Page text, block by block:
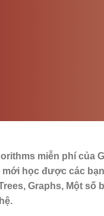
miễn phí của
học được các
Graphs, Một